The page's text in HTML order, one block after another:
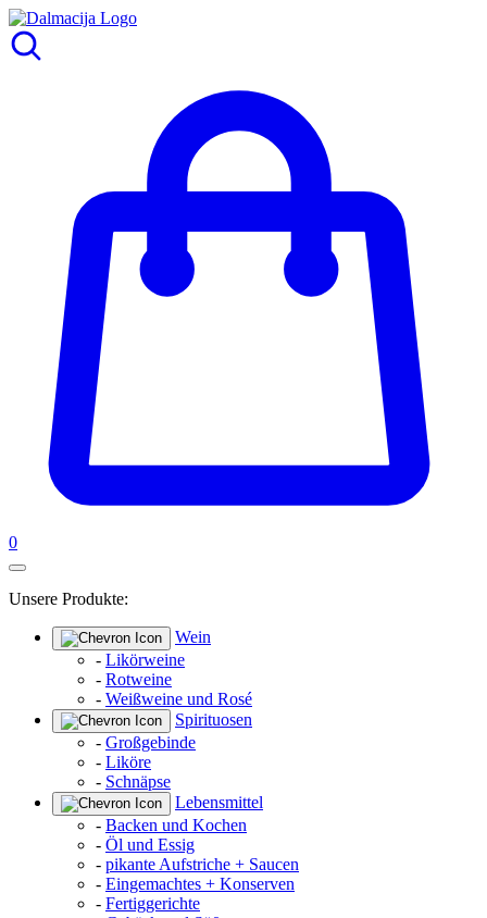
0
Unsere Produkte:
Wein
- Likörweine
- Rotweine
- Weißweine und Rosé
Spirituosen
- Großgebinde
- Liköre
- Schnäpse
Lebensmittel
- Backen und Kochen
- Öl und Essig
- pikante Aufstriche + Saucen
- Eingemachtes + Konserven
- Fertiggerichte